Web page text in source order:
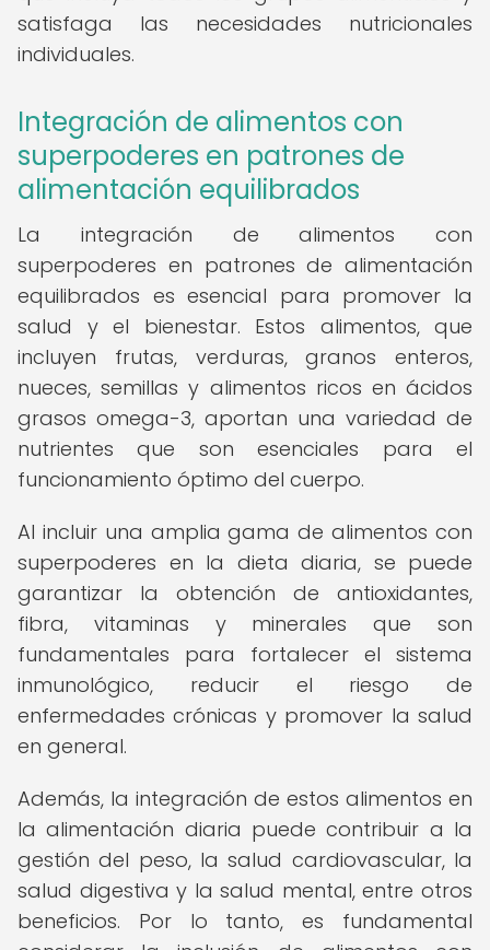
satisfaga las necesidades nutricionales
individuales.
Integración de alimentos con
superpoderes en patrones de
alimentación equilibrados
La integración de alimentos con
superpoderes en patrones de alimentación
equilibrados es esencial para promover la
salud y el bienestar. Estos alimentos, que
incluyen frutas, verduras, granos enteros,
nueces, semillas y alimentos ricos en ácidos
grasos omega-3, aportan una variedad de
nutrientes que son esenciales para el
funcionamiento óptimo del cuerpo.
Al incluir una amplia gama de alimentos con
superpoderes en la dieta diaria, se puede
garantizar la obtención de antioxidantes,
fibra, vitaminas y minerales que son
fundamentales para fortalecer el sistema
inmunológico, reducir el riesgo de
enfermedades crónicas y promover la salud
en general.
Además, la integración de estos alimentos en
la alimentación diaria puede contribuir a la
gestión del peso, la salud cardiovascular, la
salud digestiva y la salud mental, entre otros
beneficios. Por lo tanto, es fundamental